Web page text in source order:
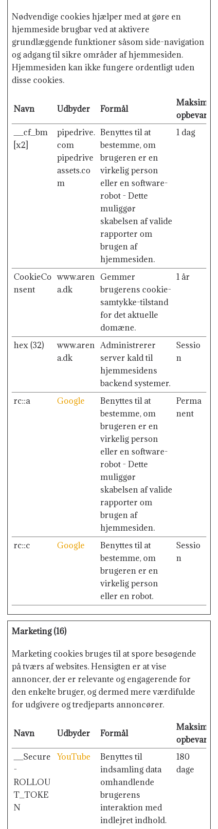
Nødvendige cookies hjælper med at gøre en
hjemmeside brugbar ved at aktivere
grundlæggende funktioner såsom side-navigation
og adgang til sikre områder af hjemmesiden.
Hjemmesiden kan ikke fungere ordentligt uden
disse cookies.
Navn Udbyder Formål
Maksimal
__cf_bm
[x2]
pipedrive.
com
pipedrive
assets.co
m
Benyttes til at
bestemme, om
brugeren er en
virkelig person
eller en software-
robot - Dette
muliggør
skabelsen af valide
rapporter om
brugen af
hjemmesiden.
1 dag
CookieCo
nsent
www.aren
a.dk
Gemmer
brugerens cookie-
samtykke-tilstand
for det aktuelle
domæne.
1 år
hex (32)
www.aren
a.dk
Administrerer
server kald til
hjemmesidens
backend systemer.
Sessio
n
rc::a Google
Benyttes til at
bestemme, om
brugeren er en
virkelig person
eller en software-
robot - Dette
muliggør
skabelsen af valide
rapporter om
brugen af
hjemmesiden.
Perma
nent
rc::c Google
Benyttes til at
bestemme, om
brugeren er en
virkelig person
eller en robot.
Sessio
n
Marketing (16)
Marketing cookies bruges til at spore besøgende
på tværs af websites. Hensigten er at vise
annoncer, der er relevante og engagerende for
den enkelte bruger, og dermed mere værdifulde
for udgivere og tredjeparts annoncører.
Navn Udbyder Formål
Maksimal
__Secure
-
ROLLOU
T_TOKE
N
YouTube
Benyttes til
indsamling data
omhandlende
brugerens
interaktion med
indlejret indhold.
180
dage